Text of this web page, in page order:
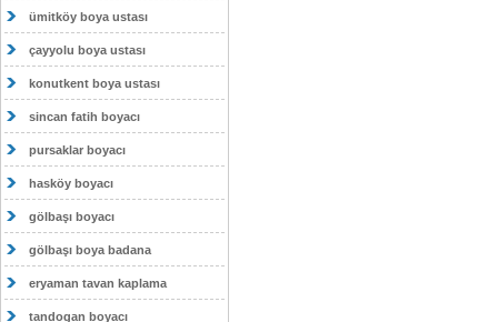
ümitköy boya ustası
çayyolu boya ustası
konutkent boya ustası
sincan fatih boyacı
pursaklar boyacı
hasköy boyacı
gölbaşı boyacı
gölbaşı boya badana
eryaman tavan kaplama
tandogan boyacı